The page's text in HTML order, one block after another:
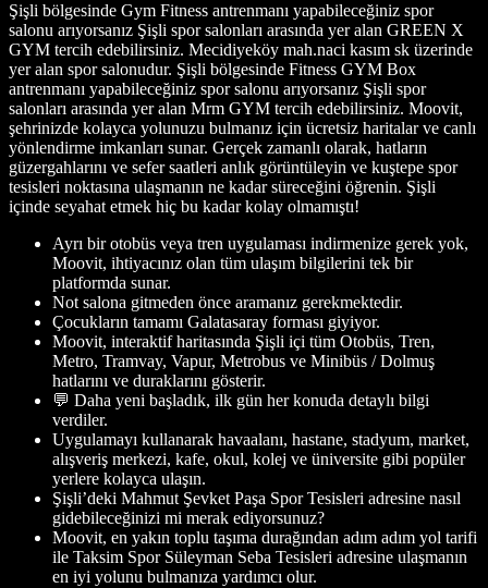
Şişli bölgesinde Gym Fitness antrenmanı yapabileceğiniz spor
salonu arıyorsanız Şişli spor salonları arasında yer alan GREEN X
GYM tercih edebilirsiniz. Mecidiyeköy mah.naci kasım sk üzerinde
yer alan spor salonudur. Şişli bölgesinde Fitness GYM Box
antrenmanı yapabileceğiniz spor salonu arıyorsanız Şişli spor
salonları arasında yer alan Mrm GYM tercih edebilirsiniz. Moovit,
şehrinizde kolayca yolunuzu bulmanız için ücretsiz haritalar ve canlı
yönlendirme imkanları sunar. Gerçek zamanlı olarak, hatların
güzergahlarını ve sefer saatleri anlık görüntüleyin ve kuştepe spor
tesisleri noktasına ulaşmanın ne kadar süreceğini öğrenin. Şişli
içinde seyahat etmek hiç bu kadar kolay olmamıştı!
Ayrı bir otobüs veya tren uygulaması indirmenize gerek yok,
Moovit, ihtiyacınız olan tüm ulaşım bilgilerini tek bir
platformda sunar.
Not salona gitmeden önce aramanız gerekmektedir.
Çocukların tamamı Galatasaray forması giyiyor.
Moovit, interaktif haritasında Şişli içi tüm Otobüs, Tren,
Metro, Tramvay, Vapur, Metrobus ve Minibüs / Dolmuş
hatlarını ve duraklarını gösterir.
💬 Daha yeni başladık, ilk gün her konuda detaylı bilgi
verdiler.
Uygulamayı kullanarak havaalanı, hastane, stadyum, market,
alışveriş merkezi, kafe, okul, kolej ve üniversite gibi popüler
yerlere kolayca ulaşın.
Şişli’deki Mahmut Şevket Paşa Spor Tesisleri adresine nasıl
gidebileceğinizi mi merak ediyorsunuz?
Moovit, en yakın toplu taşıma durağından adım adım yol tarifi
ile Taksim Spor Süleyman Seba Tesisleri adresine ulaşmanın
en iyi yolunu bulmanıza yardımcı olur.